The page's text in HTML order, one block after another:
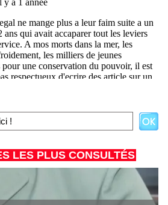
LES PLUS CONSULTÉS